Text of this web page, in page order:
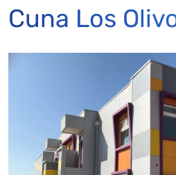
Cuna Los